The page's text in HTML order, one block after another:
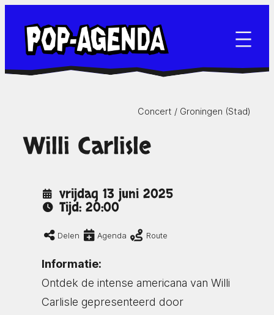
naar
inhoud
Concert / Groningen (Stad)
Willi Carlisle
vrijdag 13 juni 2025
Tijd: 20:00
Delen Agenda Route
Informatie:
Ontdek de intense americana van Willi
Carlisle gepresenteerd door